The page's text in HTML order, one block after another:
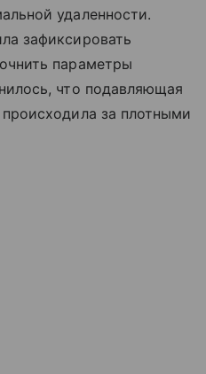
удаленности.
зафиксировать
параметры
что подавляющая
за плотными